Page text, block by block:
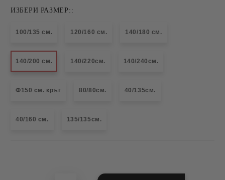
ИЗБЕРИ РАЗМЕР::
100/135 см. 120/160 см. 140/180 см.
140/200 см. 140/220см. 140/240см.
Ф150 см. кръг 80/80см. 40/135см.
40/160 см. 135/135см.